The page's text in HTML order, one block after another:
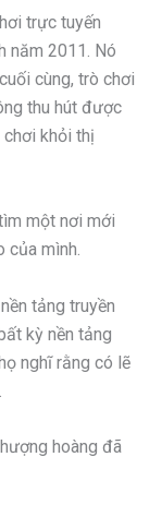
trực tuyến
năm 2011. Nó
cùng, trò chơi
thu hút được
khỏi thị
một nơi mới
của mình.
tảng truyền
kỳ nền tảng
nghĩ rằng có lẽ
hoàng đã